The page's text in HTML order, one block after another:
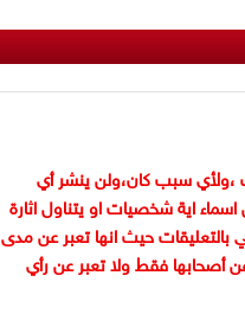
سبب كان،ولن ينشر أي
اية شخصيات او يتناول اثارة
بالتعليقات حيث انها تعبر عن مدى
أصحابها فقط ولا تعبر عن رأي